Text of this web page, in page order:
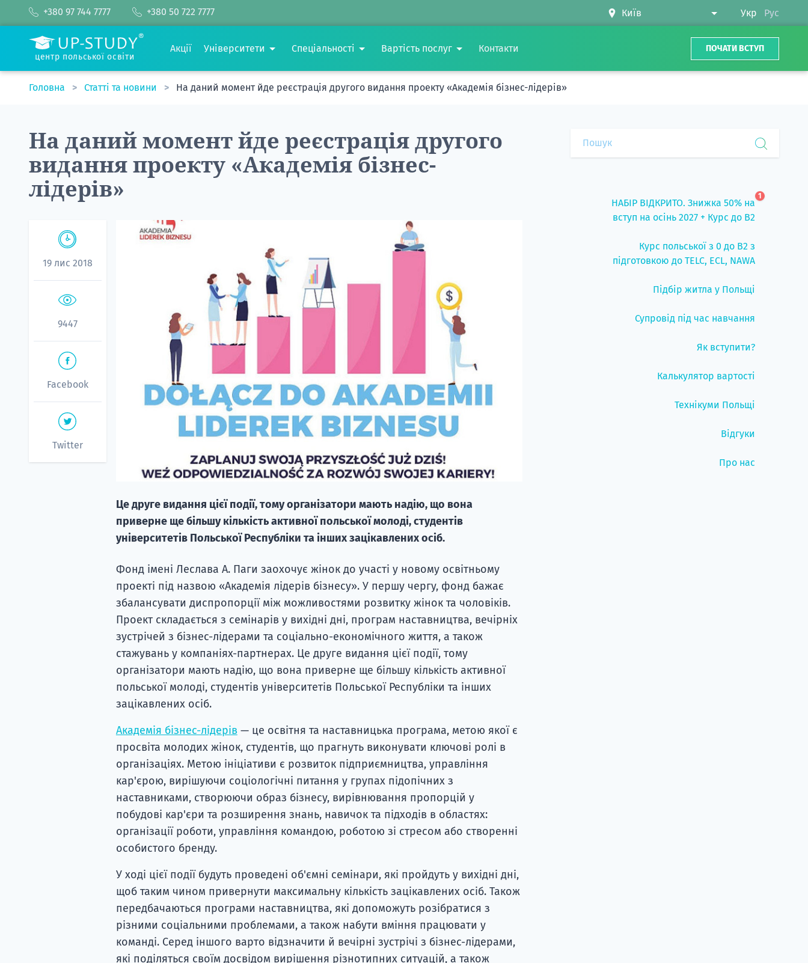
+380 97 744 7777 +380 50 722 7777 Укр Рус
центр польської освіти
Акції Університети Спеціальності Вартість послуг Контакти ПОЧАТИ ВСТУП
Головна Статті та новини На даний момент йде реєстрація другого видання проекту «Академія бізнес-лідерів»
На даний момент йде реєстрація другого
видання проекту «Академія бізнес-
лідерів»
19 лис 2018
9447
Facebook
Twitter
Це друге видання цієї події, тому організатори мають надію, що вона
приверне ще більшу кількість активної польської молоді, студентів
університетів Польської Республіки та інших зацікавлених осіб.
Фонд імені Леслава А. Паги заохочує жінок до участі у новому освітньому
проекті під назвою «Академія лідерів бізнесу». У першу чергу, фонд бажає
збалансувати диспропорції між можливостями розвитку жінок та чоловіків.
Проект складається з семінарів у вихідні дні, програм наставництва, вечірніх
зустрічей з бізнес-лідерами та соціально-економічного життя, а також
стажувань у компаніях-партнерах. Це друге видання цієї події, тому
організатори мають надію, що вона приверне ще більшу кількість активної
польської молоді, студентів університетів Польської Республіки та інших
зацікавлених осіб.
Академія бізнес-лідерів — це освітня та наставницька програма, метою якої є
просвіта молодих жінок, студентів, що прагнуть виконувати ключові ролі в
організаціях. Метою ініціативи є розвиток підприємництва, управління
кар'єрою, вирішуючи соціологічні питання у групах підопічних з
наставниками, створюючи образ бізнесу, вирівнювання пропорцій у
побудові кар'єри та розширення знань, навичок та підходів в областях:
організації роботи, управління командою, роботою зі стресом або створенні
особистого бренду.
У ході цієї події будуть проведені об'ємні семінари, які пройдуть у вихідні дні,
щоб таким чином привернути максимальну кількість зацікавлених осіб. Також
передбачаються програми наставництва, які допоможуть розібратися з
різними соціальними проблемами, а також набути вміння працювати у
команді. Серед іншого варто відзначити й вечірні зустрічі з бізнес-лідерами,
які поділяться своїм досвідом вирішення різнотипних ситуацій, а також
НАБІР ВІДКРИТО. Знижка 50% на
вступ на осінь 2027 + Курс до B2
1
Курс польської з 0 до B2 з
підготовкою до TELC, ECL, NAWA
Підбір житла у Польщі
Супровід під час навчання
Як вступити?
Калькулятор вартості
Технікуми Польщі
Відгуки
Про нас